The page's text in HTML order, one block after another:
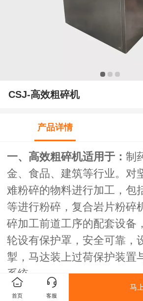
CSJ-高效粗碎机
产品详情
一、 高效粗碎机适用于 ： 制
金、食品、建筑等行业。对
难粉碎的物料进行加工，包
等进行粉碎，复合岩片粉碎
碎加工前道工序的配套设备
轮设有保护罩，安全可靠，
掣， 马达装上过荷保护装置
系统。
【详细说明】
首页 客服
马